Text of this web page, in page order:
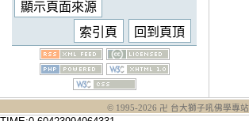
© 1995-2026 卍 台大獅子吼佛學專站